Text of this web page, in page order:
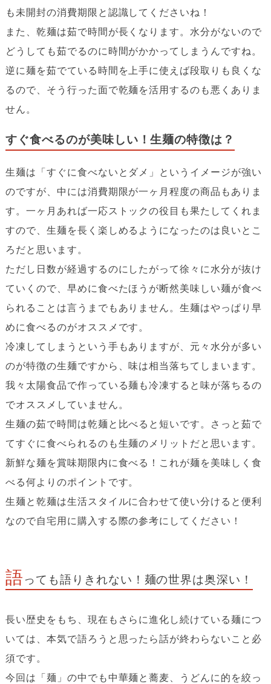
も未開封の消費期限と認識してくださいね！
また、乾麺は茹で時間が長くなります。水分がないので
どうしても茹でるのに時間がかかってしまうんですね。
逆に麺を茹でている時間を上手に使えば段取りも良くな
るので、そう行った面で乾麺を活用するのも悪くありま
せん。
すぐ食べるのが美味しい！生麺の特徴は？
生麺は「すぐに食べないとダメ」というイメージが強い
のですが、中には消費期限が一ヶ月程度の商品もありま
す。一ヶ月あれば一応ストックの役目も果たしてくれま
すので、生麺を長く楽しめるようになったのは良いとこ
ろだと思います。
ただし日数が経過するのにしたがって徐々に水分が抜け
ていくので、早めに食べたほうが断然美味しい麺が食べ
られることは言うまでもありません。生麺はやっぱり早
めに食べるのがオススメです。
冷凍してしまうという手もありますが、元々水分が多い
のが特徴の生麺ですから、味は相当落ちてしまいます。
我々太陽食品で作っている麺も冷凍すると味が落ちるの
でオススメしていません。
生麺の茹で時間は乾麺と比べると短いです。さっと茹で
てすぐに食べられるのも生麺のメリットだと思います。
新鮮な麺を賞味期限内に食べる！これが麺を美味しく食
べる何よりのポイントです。
生麺と乾麺は生活スタイルに合わせて使い分けると便利
なので自宅用に購入する際の参考にしてください！
語 っても語りきれない！麺の世界は奥深い！
長い歴史をもち、現在もさらに進化し続けている麺につ
いては、本気で語ろうと思ったら話が終わらないこと必
須です。
今回は「麺」の中でも中華麺と蕎麦、うどんに的を絞っ